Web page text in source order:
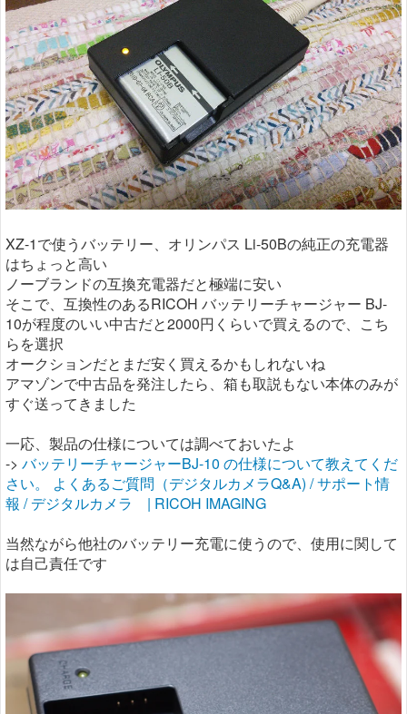
XZ-1で使うバッテリー、オリンパス Li-50Bの純正の充電器
はちょっと高い
ノーブランドの互換充電器だと極端に安い
そこで、互換性のあるRICOH バッテリーチャージャー BJ-
10が程度のいい中古だと2000円くらいで買えるので、こち
らを選択
オークションだとまだ安く買えるかもしれないね
アマゾンで中古品を発注したら、箱も取説もない本体のみが
すぐ送ってきました
一応、製品の仕様については調べておいたよ
-> バッテリーチャージャーBJ-10 の仕様について教えてくだ
さい。 よくあるご質問（デジタルカメラQ&A) / サポート情
報 / デジタルカメラ | RICOH IMAGING
当然ながら他社のバッテリー充電に使うので、使用に関して
は自己責任です